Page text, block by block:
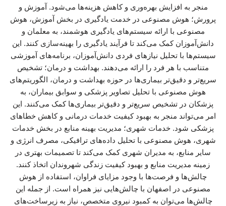
منجر به افزایش بهره‌وری و کاهش هزینه‌ها می‌شود. آموزش و
پرورش؛ هوش مصنوعی در خدمت یادگیری در بخش آموزش، هوش
مصنوعی با ارائه سیستم‌های یادگیری هوشمند، به معلمان و
دانش‌آموزان کمک می‌کند تا فرآیند یادگیری را بهینه‌سازی کنند. این
سیستم‌ها با تحلیل نیازهای فردی دانش‌آموزان، برنامه‌های آموزشی
متناسب با هر فرد را ارائه می‌دهند. بهداشت و درمان؛ تشخیص
سریع‌تر و دقیق‌تر بیماری‌ها در حوزه بهداشت و درمان، الگوریتم‌های
هوش مصنوعی با تحلیل تصاویر پزشکی و سوابق بیماران، به
پزشکان در تشخیص سریع‌تر و دقیق‌تر بیماری‌ها کمک می‌کنند. این
امر می‌تواند منجر به بهبود کیفیت خدمات درمانی و کاهش خطاهای
پزشکی شود. خدمات شهری؛ مدیریت بهینه منابع در بخش خدمات
شهری، هوش مصنوعی با تحلیل داده‌های ترافیکی، مصرف انرژی و
سایر منابع، به مدیران شهری کمک می‌کند تا تصمیمات بهتری در
زمینه مدیریت منابع و بهبود کیفیت زندگی شهروندان اتخاذ کنند.
چالش‌ها و فرصت‌ها با وجود مزایای فراوان، استفاده از هوش
مصنوعی در اصفهان با چالش‌هایی نیز همراه است. از جمله این
چالش‌ها می‌توان به کمبود نیروی متخصص، نیاز به زیرساخت‌های